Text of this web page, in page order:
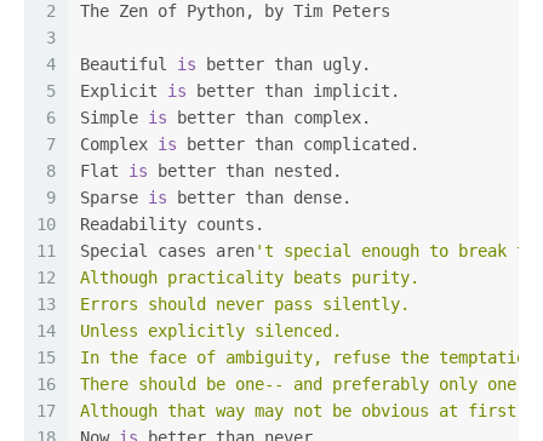
2
3
4
5
6
7
8
9
10
11
12
13
14
15
16
17
The Zen of Python, by Tim Peters
Beautiful is better than ugly.
Explicit is better than implicit.
Simple is better than complex.
Complex is better than complicated.
Flat is better than nested.
Sparse is better than dense.
Readability counts.
Special cases aren't special enough to break
Although practicality beats purity.
Errors should never pass silently.
Unless explicitly silenced.
In the face of ambiguity, refuse the temptation
There should be one-- and preferably only one
Although that way may not be obvious at first